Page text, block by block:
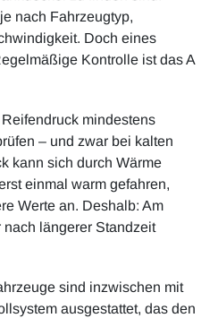
nach Fahrzeugtyp,
Doch eines
Kontrolle ist das A
mindestens
– und zwar bei kalten
kann sich durch Wärme
einmal warm gefahren,
Werte an. Deshalb: Am
nach längerer Standzeit
sind inzwischen mit
ausgestattet, das den